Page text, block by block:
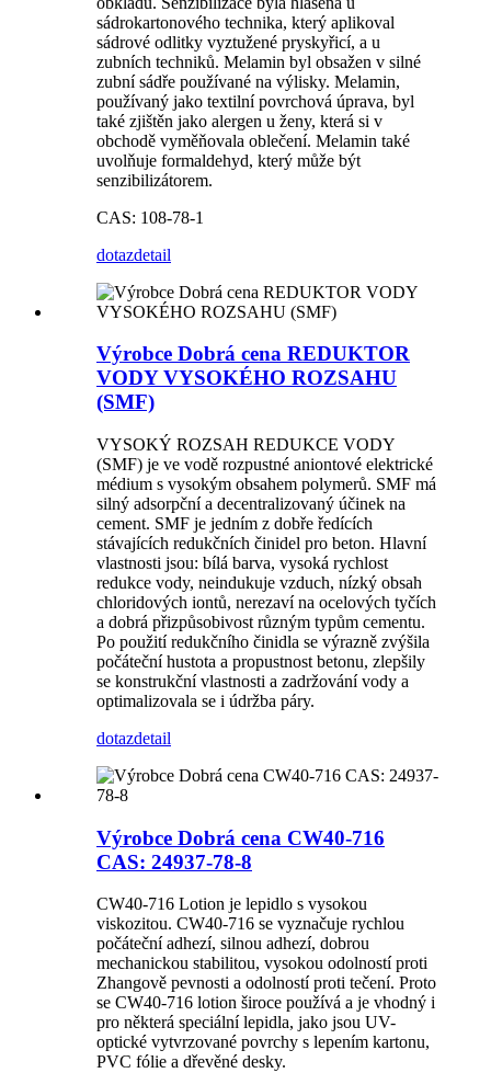
sádrokartonového technika, který aplikoval
sádrové odlitky vyztužené pryskyřicí, a u
zubních techniků. Melamin byl obsažen v silné
zubní sádře používané na výlisky. Melamin,
používaný jako textilní povrchová úprava, byl
také zjištěn jako alergen u ženy, která si v
obchodě vyměňovala oblečení. Melamin také
uvolňuje formaldehyd, který může být
senzibilizátorem.
CAS: 108-78-1
dotazdetail
Výrobce Dobrá cena REDUKTOR
VODY VYSOKÉHO ROZSAHU
(SMF)
VYSOKÝ ROZSAH REDUKCE VODY
(SMF) je ve vodě rozpustné aniontové elektrické
médium s vysokým obsahem polymerů. SMF má
silný adsorpční a decentralizovaný účinek na
cement. SMF je jedním z dobře ředících
stávajících redukčních činidel pro beton. Hlavní
vlastnosti jsou: bílá barva, vysoká rychlost
redukce vody, neindukuje vzduch, nízký obsah
chloridových iontů, nerezaví na ocelových tyčích
a dobrá přizpůsobivost různým typům cementu.
Po použití redukčního činidla se výrazně zvýšila
počáteční hustota a propustnost betonu, zlepšily
se konstrukční vlastnosti a zadržování vody a
optimalizovala se i údržba páry.
dotazdetail
Výrobce Dobrá cena CW40-716
CAS: 24937-78-8
CW40-716 Lotion je lepidlo s vysokou
viskozitou. CW40-716 se vyznačuje rychlou
počáteční adhezí, silnou adhezí, dobrou
mechanickou stabilitou, vysokou odolností proti
Zhangově pevnosti a odolností proti tečení. Proto
se CW40-716 lotion široce používá a je vhodný i
pro některá speciální lepidla, jako jsou UV-
optické vytvrzované povrchy s lepením kartonu,
PVC fólie a dřevěné desky.